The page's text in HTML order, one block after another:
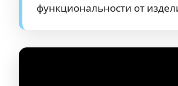
функциональности от